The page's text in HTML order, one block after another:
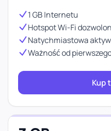
1 GB Internetu
Hotspot Wi-Fi
Natychmiastowa
Ważność od
Kup